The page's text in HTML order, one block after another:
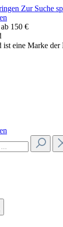
Zur Suche
150 €
eine Marke der